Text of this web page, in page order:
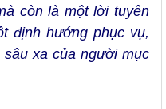
còn là một lời tuyên
định hướng phục vụ,
xa của người mục